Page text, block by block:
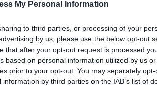
My Personal Information
to third parties, or processing of your
by us, please use the below opt-out
that after your opt-out request is processed
based on personal information utilized by us
prior to your opt-out. You may separately
by third parties on the IAB’s list of
smaki